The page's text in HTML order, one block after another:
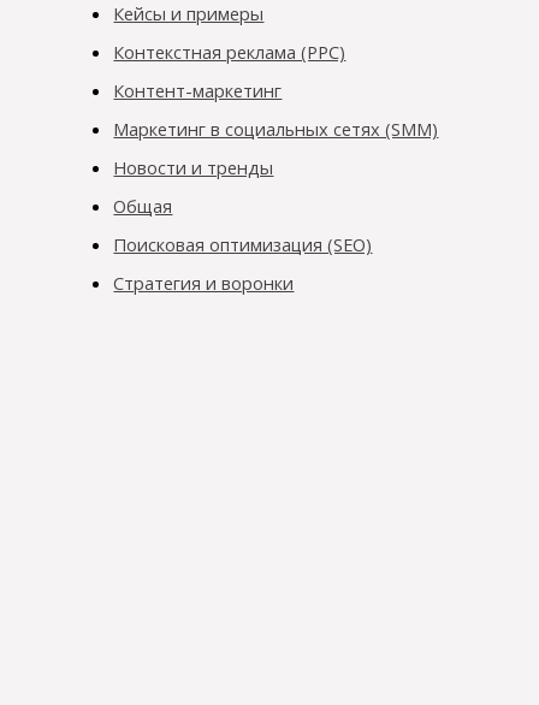
Кейсы и примеры
Контекстная реклама (PPC)
Контент-маркетинг
Маркетинг в социальных сетях (SMM)
Новости и тренды
Общая
Поисковая оптимизация (SEO)
Стратегия и воронки